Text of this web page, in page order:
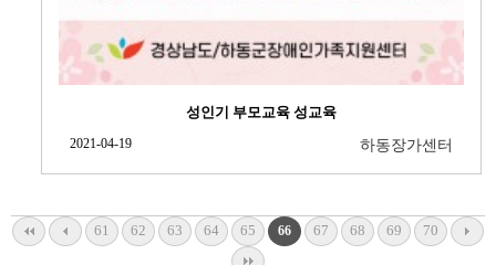
성인기 부모교육 성교육
2021-04-19 하동장가센터
61 62 63 64 65 66 67 68 69 70